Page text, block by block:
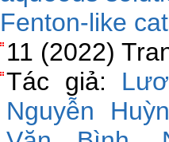
Fenton-like
11 (2022)
Tác giả:
Nguyễn